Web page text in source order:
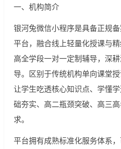
一、机构简介
银河兔微信小程序是具备正规
平台，融合线上轻量化授课与
高全学段一对一定制辅导，深
导。区别于传统机构单向课堂
让学生吃透核心知识点、学懂
础夯实、高二瓶颈突破、高三
求。
平台拥有成熟标准化服务体系，